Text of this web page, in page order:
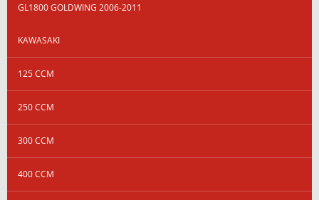
GL1800 GOLDWING 2006-2011
KAWASAKI
125 CCM
250 CCM
300 CCM
400 CCM